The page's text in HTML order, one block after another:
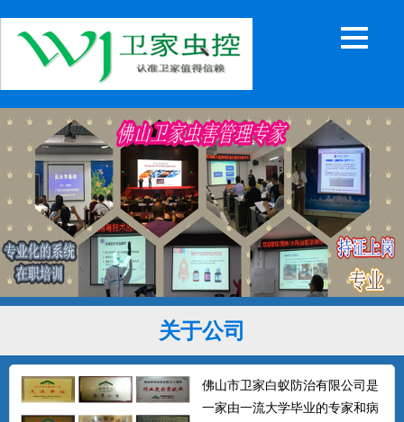
关于公司
佛山市卫家白蚁防治有限公司是
一家由一流大学毕业的专家和病